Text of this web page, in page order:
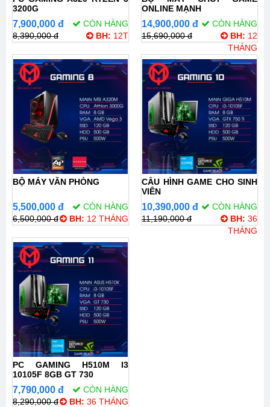
3200G
7,900,000 đ
CÒN HÀNG
8,390,000 đ
BH: 12T
ONLINE MẠNH
14,900,000 đ
CÒN HÀNG
15,690,000 đ
BH: 12
THÁNG
BỘ MÁY VĂN PHÒNG
5,500,000 đ
CÒN HÀNG
6,500,000 đ
BH: 12 THÁNG
CẤU HÌNH GAME CHO SINH
VIÊN
10,390,000 đ
CÒN HÀNG
11,190,000 đ
BH: 36
THÁNG
PC GAMING H510M I3
10105F 8GB GT 730
7,790,000 đ
CÒN HÀNG
8,290,000 đ
BH: 36 THÁNG